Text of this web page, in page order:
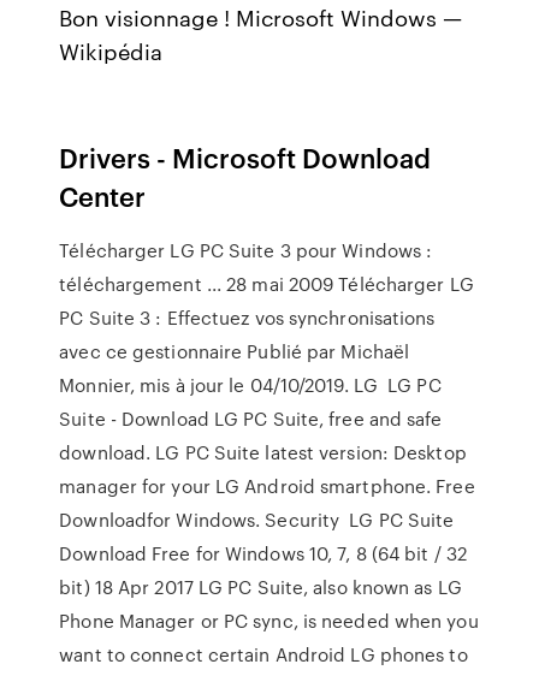
Bon visionnage ! Microsoft Windows —
Wikipédia
Drivers - Microsoft Download
Center
Télécharger LG PC Suite 3 pour Windows :
téléchargement ... 28 mai 2009 Télécharger LG
PC Suite 3 : Effectuez vos synchronisations
avec ce gestionnaire Publié par Michaël
Monnier, mis à jour le 04/10/2019. LG LG PC
Suite - Download LG PC Suite, free and safe
download. LG PC Suite latest version: Desktop
manager for your LG Android smartphone. Free
Downloadfor Windows. Security LG PC Suite
Download Free for Windows 10, 7, 8 (64 bit / 32
bit) 18 Apr 2017 LG PC Suite, also known as LG
Phone Manager or PC sync, is needed when you
want to connect certain Android LG phones to